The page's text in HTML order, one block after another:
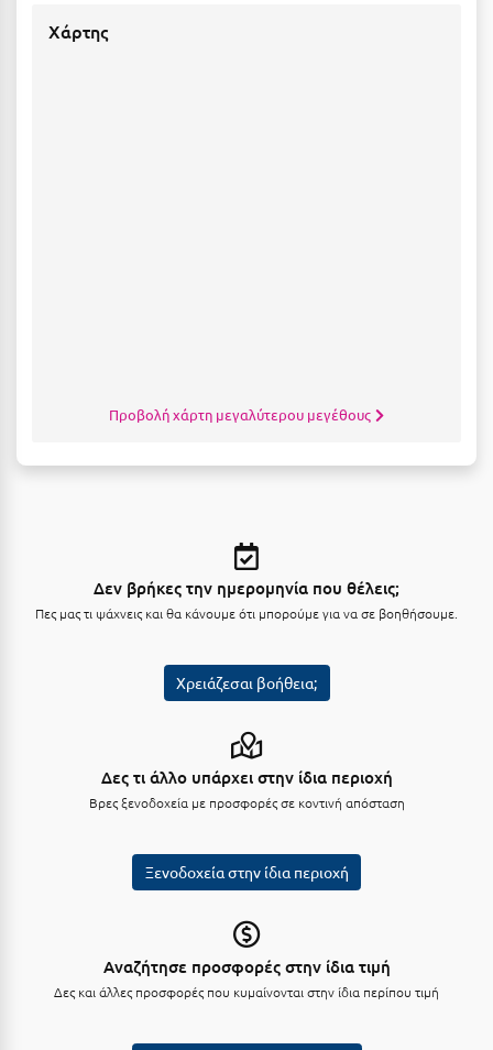
Κυλλήνη
Λακόπετρα Αχαΐας
Λευκάδα
Χάρτης
Προβολή χάρτη μεγαλύτερου μεγέθους
Δεν βρήκες την ημερομηνία που θέλεις;
Πες μας τι ψάχνεις και θα κάνουμε ότι μπορούμε για να σε βοηθήσουμε.
Χρειάζεσαι βοήθεια;
Δες τι άλλο υπάρχει στην ίδια περιοχή
Βρες ξενοδοχεία με προσφορές σε κοντινή απόσταση
Ξενοδοχεία στην ίδια περιοχή
Αναζήτησε προσφορές στην ίδια τιμή
Δες και άλλες προσφορές που κυμαίνονται στην ίδια περίπου τιμή